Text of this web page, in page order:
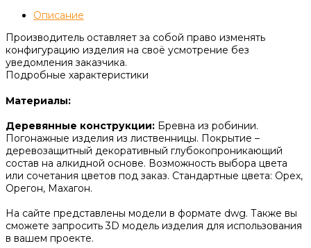
Описание
Производитель оставляет за собой право изменять
конфигурацию изделия на своё усмотрение без
уведомления заказчика.
Подробные характеристики
Материалы:
Деревянные конструкции: Бревна из робинии.
Погонажные изделия из лиственницы. Покрытие –
деревозащитный декоративный глубокопроникающий
состав на алкидной основе. Возможность выбора цвета
или сочетания цветов под заказ. Стандартные цвета: Орех,
Орегон, Махагон.
На сайте представлены модели в формате dwg. Также вы
сможете запросить 3D модель изделия для использования
в вашем проекте.